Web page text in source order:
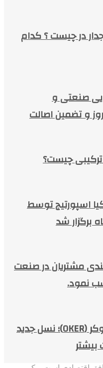
در چیست ؟ کدام
صنعتی و
و تضمین اصالت
چیست؟
اسپورتیج توسط
برگزار شد
مشتریان در صنعت
نمود.
معرفی کرکره فولادی اوکر (OKER)؛ نسل جدید
بیشتر